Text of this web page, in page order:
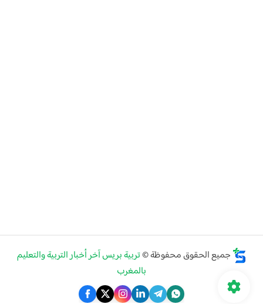
جميع الحقوق محفوظة ©تربية بريس آخر أخبار التربية والتعليم
بالمغرب